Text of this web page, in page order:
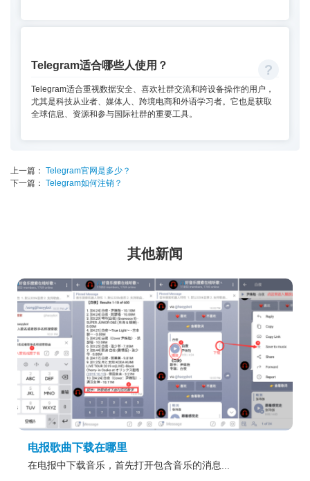
Telegram适合哪些人使用？
Telegram适合重视数据安全、喜欢社群交流和跨设备操作的用户，
尤其是科技从业者、媒体人、跨境电商和外语学习者。它也是获取
全球信息、资源和参与国际社群的重要工具。
上一篇： Telegram官网是多少？
下一篇： Telegram如何注销？
其他新闻
电报歌曲下载在哪里
在电报中下载音乐，首先打开包含音乐的消息...